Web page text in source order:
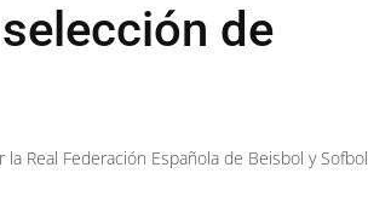
de
Real Federación Española de Beisbol y Sofbol